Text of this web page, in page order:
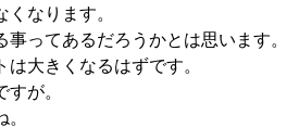
なります。
ってあるだろうかとは思います。
大きくなるはずです。
が。